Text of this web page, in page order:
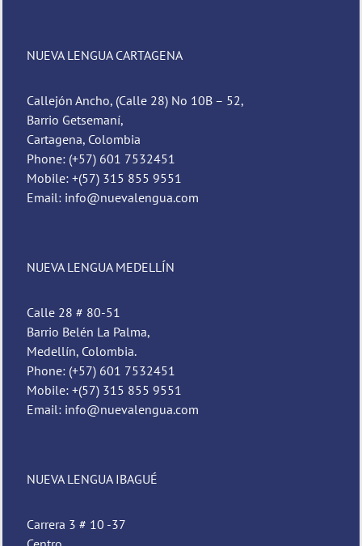
NUEVA LENGUA CARTAGENA
Callejón Ancho, (Calle 28) No 10B – 52,
Barrio Getsemaní,
Cartagena, Colombia
Phone: (+57) 601 7532451
Mobile: +(57) 315 855 9551
Email: info@nuevalengua.com
NUEVA LENGUA MEDELLÍN
Calle 28 # 80-51
Barrio Belén La Palma,
Medellín, Colombia.
Phone: (+57) 601 7532451
Mobile: +(57) 315 855 9551
Email: info@nuevalengua.com
NUEVA LENGUA IBAGUÉ
Carrera 3 # 10 -37